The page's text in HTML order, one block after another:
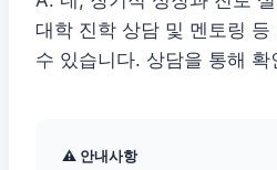
대학 진학 상담 및 멘토링
수 있습니다. 상담을 통해 확
⚠ 안내사항